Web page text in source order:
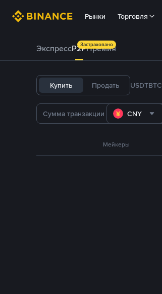
Рынки Торговля
ЭкспрессP2PПремия
Застраховано
Купить Продать USDTBTC
CNY
Мейкеры